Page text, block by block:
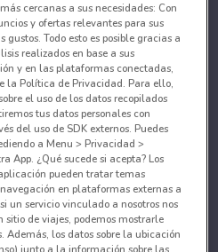
cercanas a sus necesidades: Con
y ofertas relevantes para sus
Todo esto es posible gracias a
realizados en base a sus
y en las plataformas conectadas,
la Política de Privacidad. Para ello,
el uso de los datos recopilados
tus datos personales con
del uso de SDK externos. Puedes
a Menu > Privacidad >
App. ¿Qué sucede si acepta? Los
pueden tratar temas
en plataformas externas a
un servicio vinculado a nosotros nos
de viajes, podemos mostrarle
Además, los datos sobre la ubicación